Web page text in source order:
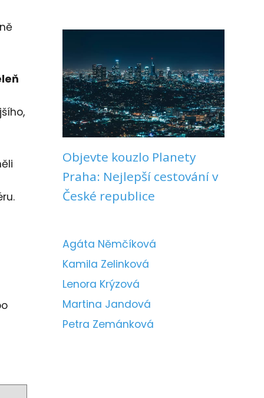
Objevte kouzlo Planety
Praha: Nejlepší cestování v
České republice
Agáta Němčíková
Kamila Zelinková
Lenora Krýzová
Martina Jandová
Petra Zemánková